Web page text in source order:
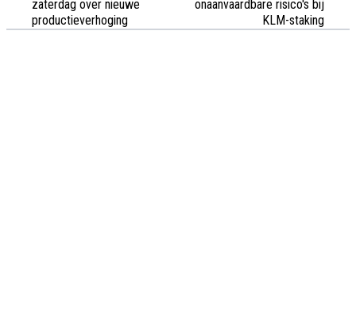
zaterdag over nieuwe
productieverhoging
onaanvaardbare risico's bij
KLM-staking